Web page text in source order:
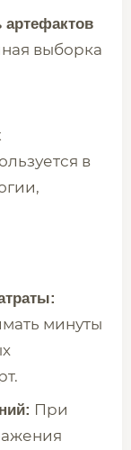
артефактов
выборка
в
минуты
При